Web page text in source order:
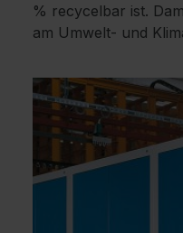
% recycelbar ist.
am Umwelt- und